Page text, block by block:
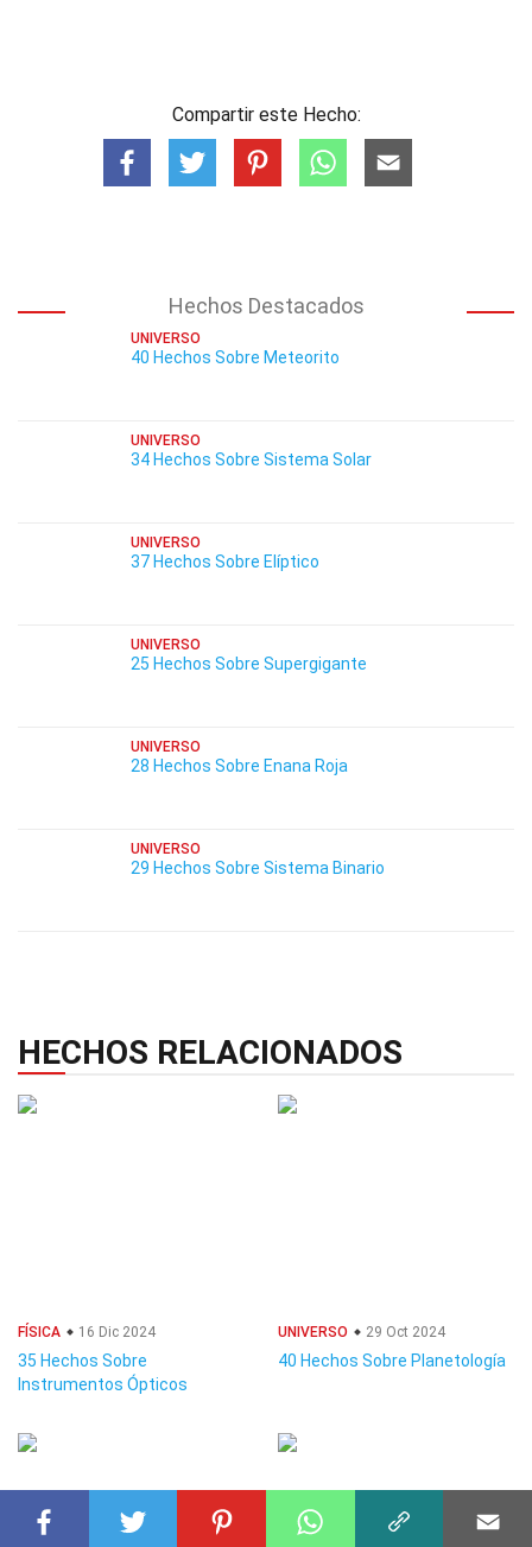
Compartir este Hecho:
Hechos Destacados
UNIVERSO
40 Hechos Sobre Meteorito
UNIVERSO
34 Hechos Sobre Sistema Solar
UNIVERSO
37 Hechos Sobre Elíptico
UNIVERSO
25 Hechos Sobre Supergigante
UNIVERSO
28 Hechos Sobre Enana Roja
UNIVERSO
29 Hechos Sobre Sistema Binario
HECHOS RELACIONADOS
FÍSICA 16 Dic 2024
35 Hechos Sobre
Instrumentos Ópticos
UNIVERSO 29 Oct 2024
40 Hechos Sobre Planetología